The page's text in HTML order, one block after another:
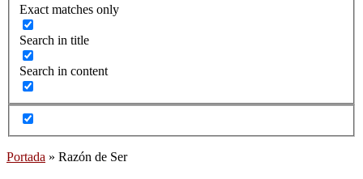
Exact matches only
Search in title
Search in content
Portada » Razón de Ser